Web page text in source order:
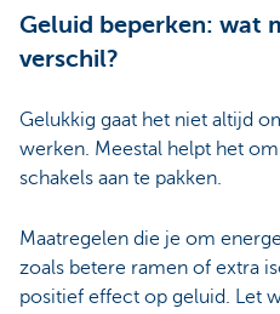
Geluid beperken: wat
verschil?
Gelukkig gaat het niet altijd
werken. Meestal helpt het
schakels aan te pakken.
Maatregelen die je om
zoals betere ramen of extra
positief effect op geluid. Let